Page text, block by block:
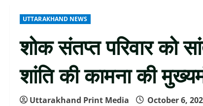
UTTARAKHAND NEWS
शोक संतप्त परिवार को
शांति की कामना की
Uttarakhand Print Media October 6,